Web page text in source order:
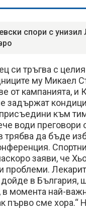
спори с унизил
си тръгва с
му Микаел
от кампанията, и
задържат
към
води преговори
трябва да бъде
заяви, че
проблеми.
дойде в
в момента най-
първо сме хора.“